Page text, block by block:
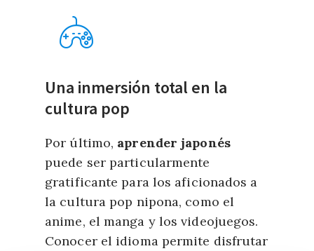
Una inmersión total en la
cultura pop
Por último, aprender japonés
puede ser particularmente
gratificante para los aficionados a
la cultura pop nipona, como el
anime, el manga y los videojuegos.
Conocer el idioma permite disfrutar